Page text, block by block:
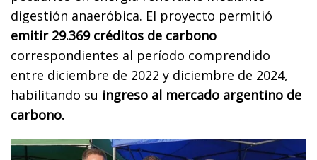
digestión anaeróbica. El proyecto permitió
emitir 29.369 créditos de carbono
correspondientes al período comprendido
entre diciembre de 2022 y diciembre de 2024,
habilitando su ingreso al mercado argentino de
carbono.